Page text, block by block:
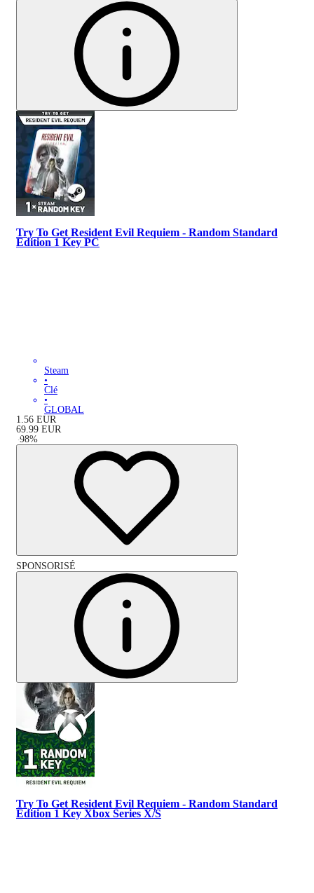
Try To Get Resident Evil Requiem - Random Standard
Edition 1 Key PC
Steam
•
Clé
•
GLOBAL
1.56 EUR
69.99 EUR
-98%
SPONSORISÉ
Try To Get Resident Evil Requiem - Random Standard
Edition 1 Key Xbox Series X/S